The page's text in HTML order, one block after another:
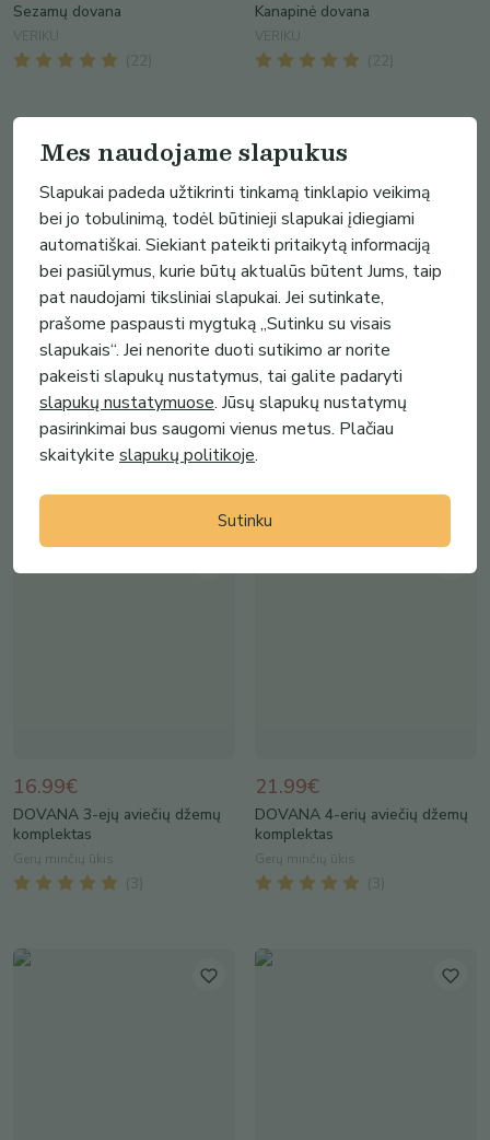
Sezamų dovana
VERIKU
( 22
Kanapinė dovana
VERIKU
( 22
16.00€
Kaip Kam kombucha rinkinys
Kaip Kam kombucha
( 1)
12.99€
DOVANA 2-ejų aviečių džemų
komplektas
16.99€
DOVANA 3-ejų aviečių džemų
komplektas
Gerų minčių ūkis
( 3
21.99€
DOVANA 4-erių aviečių džemų
komplektas
Gerų minčių ūkis
( 3
Mes naudojame slapukus
Slapukai padeda užtikrinti tinkamą tinklapio veikimą
bei jo tobulinimą, todėl būtinieji slapukai įdiegiami
automatiškai. Siekiant pateikti pritaikytą informaciją
bei pasiūlymus, kurie būtų aktualūs būtent Jums, taip
pat naudojami tiksliniai slapukai. Jei sutinkate,
prašome paspausti mygtuką „Sutinku su visais
slapukais“. Jei nenorite duoti sutikimo ar norite
pakeisti slapukų nustatymus, tai galite padaryti
slapukų nustatymuose. Jūsų slapukų nustatymų
pasirinkimai bus saugomi vienus metus. Plačiau
skaitykite slapukų politikoje.
Sutinku